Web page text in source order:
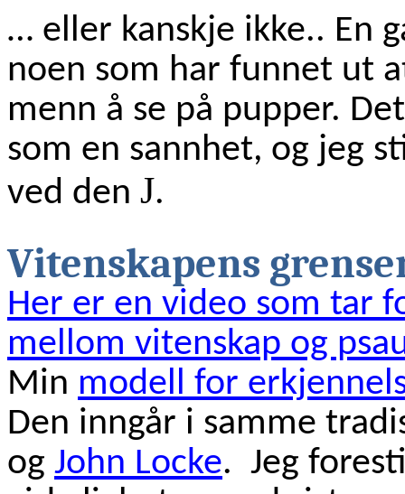
… eller kanskje ikke.. En
noen som har funnet ut
menn å se på pupper.
som en sannhet, og jeg
ved den J.
Vitenskapens
Her er en video som tar
mellom vitenskap og
Min modell for
Den inngår i samme
og John Locke. Jeg